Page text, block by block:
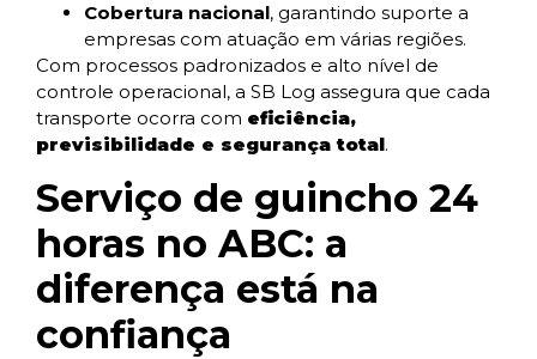
Cobertura nacional, garantindo suporte a
empresas com atuação em várias regiões.
Com processos padronizados e alto nível de
controle operacional, a SB Log assegura que cada
transporte ocorra com eficiência,
previsibilidade e segurança total.
Serviço de guincho 24
horas no ABC: a
diferença está na
confiança